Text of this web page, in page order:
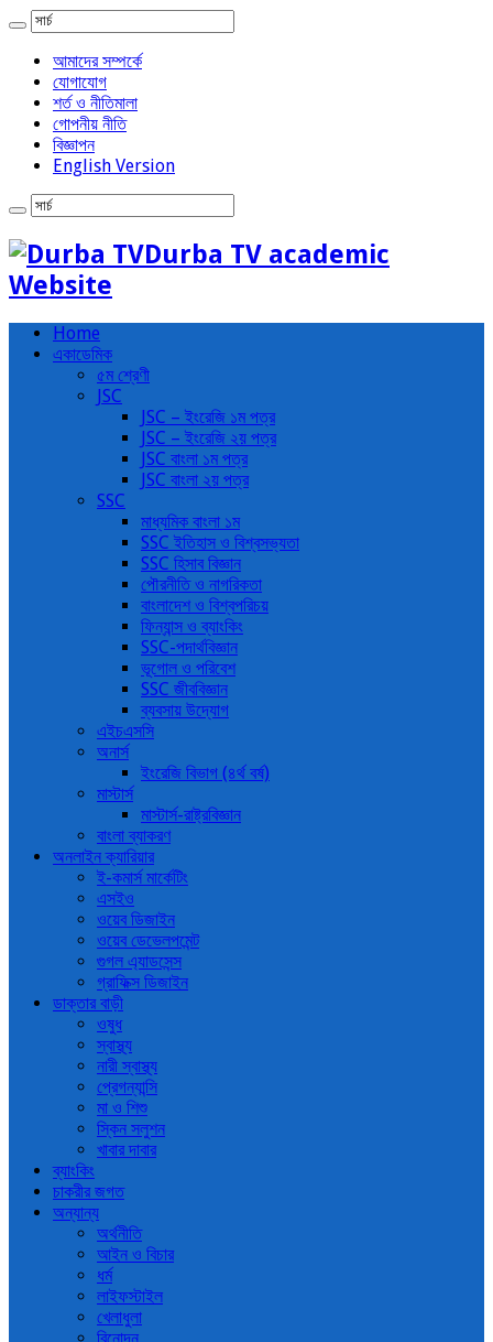
আমাদের সম্পর্কে
যোগাযোগ
শর্ত ও নীতিমালা
গোপনীয় নীতি
বিজ্ঞাপন
English Version
Durba TV academic
Website
Home
একাডেমিক
৫ম শ্রেণী
JSC
JSC – ইংরেজি ১ম পত্র
JSC – ইংরেজি ২য় পত্র
JSC বাংলা ১ম পত্র
JSC বাংলা ২য় পত্র
SSC
মাধ্যমিক বাংলা ১ম
SSC ইতিহাস ও বিশ্বসভ্যতা
SSC হিসাব বিজ্ঞান
পৌরনীতি ও নাগরিকতা
বাংলাদেশ ও বিশ্বপরিচয়
ফিন্যান্স ও ব্যাংকিং
SSC-পদার্থবিজ্ঞান
ভূগোল ও পরিবেশ
SSC জীববিজ্ঞান
ব্যবসায় উদ্যোগ
এইচএসসি
অনার্স
ইংরেজি বিভাগ (৪র্থ বর্ষ)
মাস্টার্স
মাস্টার্স-রাষ্ট্রবিজ্ঞান
বাংলা ব্যাকরণ
অনলাইন ক্যারিয়ার
ই-কমার্স মার্কেটিং
এসইও
ওয়েব ডিজাইন
ওয়েব ডেভেলপমেন্ট
গুগল এ্যাডসেন্স
গ্রাফিক্স ডিজাইন
ডাক্তার বাড়ী
ওষুধ
স্বাস্থ্য
নারী স্বাস্থ্য
প্রেগন্যান্সি
মা ও শিশু
স্কিন সলুশন
খাবার দাবার
ব্যাংকিং
চাকরীর জগত
অন্যান্য
অর্থনীতি
আইন ও বিচার
ধর্ম
লাইফস্টাইল
খেলাধুলা